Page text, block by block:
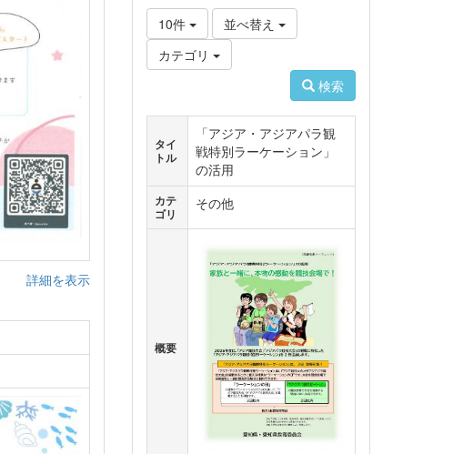
詳細を表示
10件
並べ替え
カテゴリ
検索
タイ
トル
「アジア・アジアパラ観
戦特別ラーケーション」
の活用
カテ
ゴリ
その他
概要